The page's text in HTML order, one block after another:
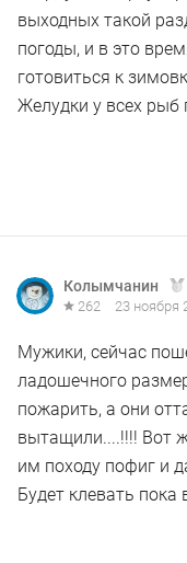
выходных такой
погоды, и в это
готовиться к
Желудки у всех рыб
Колымчанин
262 23 ноября
Мужики, сейчас
ладошечного
пожарить, а они
вытащили....!!!! Вот
им походу пофиг и
Будет клевать пока